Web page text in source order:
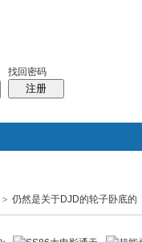
找回密码
注册
群组
帖子
> 仍然是关于DJD的轮子卧底的